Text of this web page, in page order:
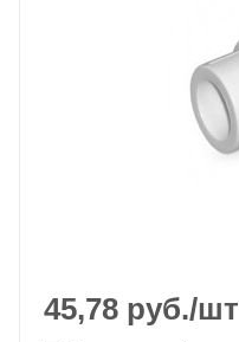
45,78 руб./шт